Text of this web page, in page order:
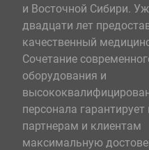
и Восточной Сибири.
двадцати лет
качественный
Сочетание
оборудования и
персонала
партнерам и клиентам
максимальную